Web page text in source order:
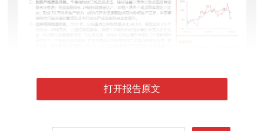
打开报告原文